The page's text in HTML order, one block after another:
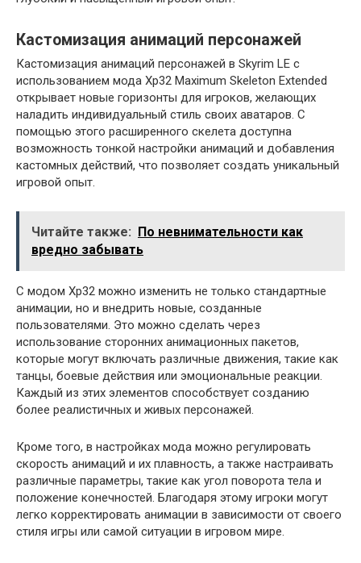
Кастомизация анимаций персонажей
Кастомизация анимаций персонажей в Skyrim LE с
использованием мода Xp32 Maximum Skeleton Extended
открывает новые горизонты для игроков, желающих
наладить индивидуальный стиль своих аватаров. С
помощью этого расширенного скелета доступна
возможность тонкой настройки анимаций и добавления
кастомных действий, что позволяет создать уникальный
игровой опыт.
Читайте также:
По невнимательности как
вредно забывать
С модом Xp32 можно изменить не только стандартные
анимации, но и внедрить новые, созданные
пользователями. Это можно сделать через
использование сторонних анимационных пакетов,
которые могут включать различные движения, такие как
танцы, боевые действия или эмоциональные реакции.
Каждый из этих элементов способствует созданию
более реалистичных и живых персонажей.
Кроме того, в настройках мода можно регулировать
скорость анимаций и их плавность, а также настраивать
различные параметры, такие как угол поворота тела и
положение конечностей. Благодаря этому игроки могут
легко корректировать анимации в зависимости от своего
стиля игры или самой ситуации в игровом мире.